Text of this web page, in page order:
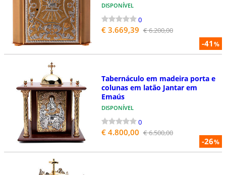
-41%
DISPONÍVEL
0
€ 3.669,39 € 6.200,00
-26%
Tabernáculo em madeira porta e
colunas em latão Jantar em
Emaús
DISPONÍVEL
0
€ 4.800,00 € 6.500,00